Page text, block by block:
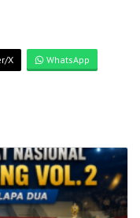
X WhatsApp